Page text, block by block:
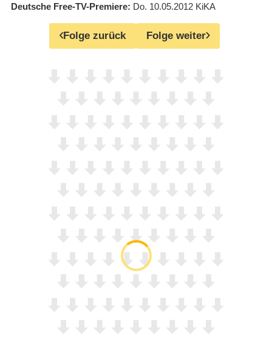
Deutsche Free-TV-Premiere Do. 10.05.2012 KiKA
Folge zurück Folge weiter